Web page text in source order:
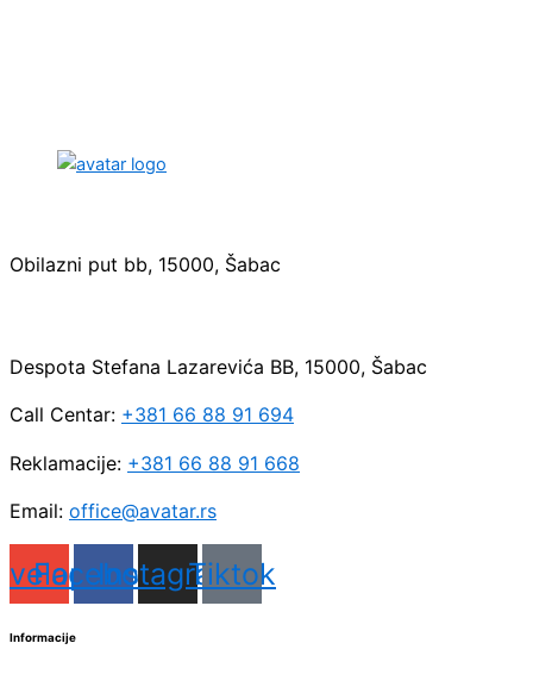
Obilazni put bb, 15000, Šabac
Despota Stefana Lazarevića BB, 15000, Šabac
Call Centar: +381 66 88 91 694
Reklamacije: +381 66 88 91 668
Email: office@avatar.rs
Facebook
Instagram
Tiktok
Informacije